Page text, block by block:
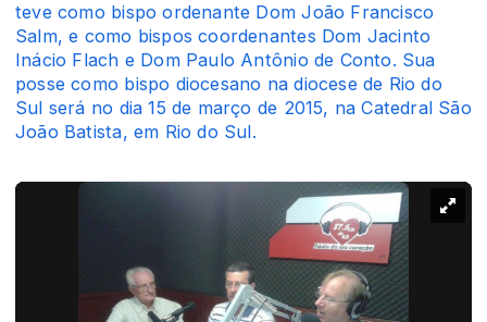
teve como bispo ordenante Dom João Francisco
Salm, e como bispos coordenantes Dom Jacinto
Inácio Flach e Dom Paulo Antônio de Conto. Sua
posse como bispo diocesano na diocese de Rio do
Sul será no dia 15 de março de 2015, na Catedral São
João Batista, em Rio do Sul.